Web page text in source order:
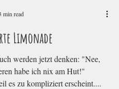
Limonade
werden jetzt denken: "Nee,
habe ich nix am Hut!"
es zu kompliziert erscheint....
min read